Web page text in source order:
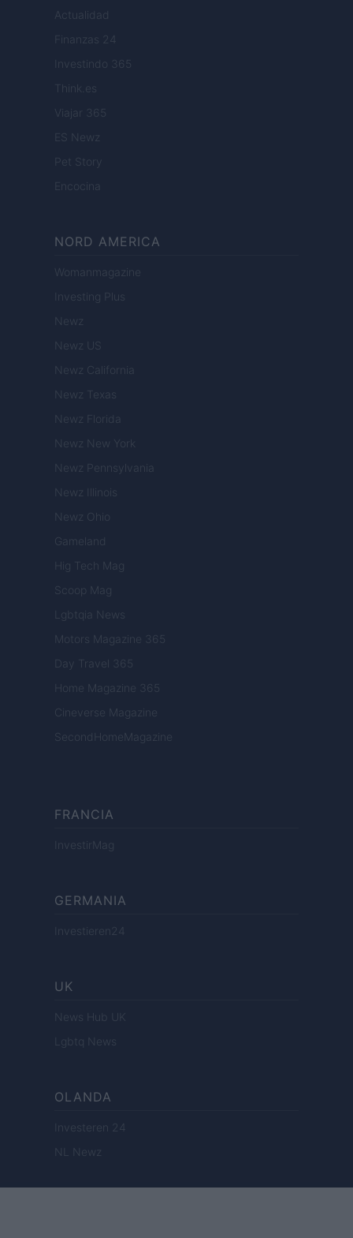
Actualidad
Finanzas 24
Investindo 365
Think.es
Viajar 365
ES Newz
Pet Story
Encocina
NORD AMERICA
Womanmagazine
Investing Plus
Newz
Newz US
Newz California
Newz Texas
Newz Florida
Newz New York
Newz Pennsylvania
Newz Illinois
Newz Ohio
Gameland
Hig Tech Mag
Scoop Mag
Lgbtqia News
Motors Magazine 365
Day Travel 365
Home Magazine 365
Cineverse Magazine
SecondHomeMagazine
FRANCIA
InvestirMag
GERMANIA
Investieren24
UK
News Hub UK
Lgbtq News
OLANDA
Investeren 24
NL Newz